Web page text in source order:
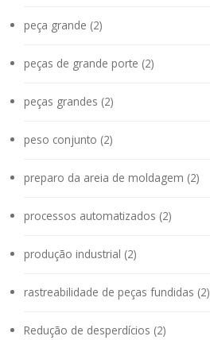
peça grande (2)
peças de grande porte (2)
peças grandes (2)
peso conjunto (2)
preparo da areia de moldagem (2)
processos automatizados (2)
produção industrial (2)
rastreabilidade de peças fundidas (2)
Redução de desperdícios (2)